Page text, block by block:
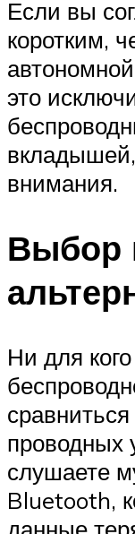
Если вы
коротким,
это
внимания.
Выбор
Ни для
проводных
слушаете
Bluetooth,